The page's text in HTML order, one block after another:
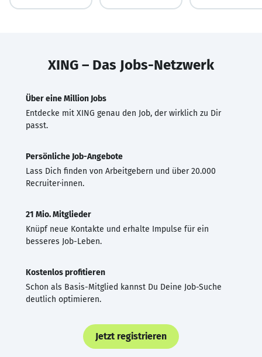
XING – Das Jobs-Netzwerk
Über eine Million Jobs
Entdecke mit XING genau den Job, der wirklich zu Dir
passt.
Persönliche Job-Angebote
Lass Dich finden von Arbeitgebern und über 20.000
Recruiter·innen.
21 Mio. Mitglieder
Knüpf neue Kontakte und erhalte Impulse für ein
besseres Job-Leben.
Kostenlos profitieren
Schon als Basis-Mitglied kannst Du Deine Job-Suche
deutlich optimieren.
Jetzt registrieren